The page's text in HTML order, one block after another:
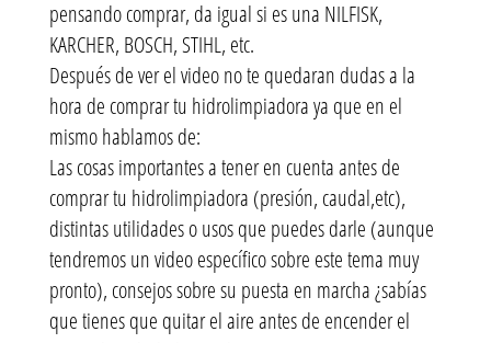
pensando comprar, da igual si es una NILFISK,
KARCHER, BOSCH, STIHL, etc.
Después de ver el video no te quedaran dudas a la
hora de comprar tu hidrolimpiadora ya que en el
mismo hablamos de:
Las cosas importantes a tener en cuenta antes de
comprar tu hidrolimpiadora (presión, caudal,etc),
distintas utilidades o usos que puedes darle (aunque
tendremos un video específico sobre este tema muy
pronto), consejos sobre su puesta en marcha ¿sabías
que tienes que quitar el aire antes de encender el